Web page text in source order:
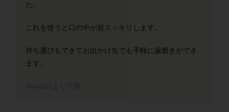
た。
これを使うと口の中が超スッキリします。
持ち運びもできてお出かけ先でも手軽に歯磨きができ
ます。
Amazonより引用